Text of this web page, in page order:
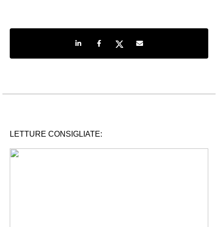
Share on LinkedIn
Share on Facebook
Share on TwitterShare by e-mail
LETTURE CONSIGLIATE: